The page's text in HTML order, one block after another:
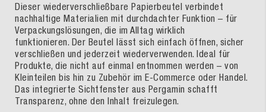
Dieser wiederverschließbare Papierbeutel verbindet
nachhaltige Materialien mit durchdachter Funktion – für
Verpackungslösungen, die im Alltag wirklich
funktionieren. Der Beutel lässt sich einfach öffnen, sicher
verschließen und jederzeit wiederverwenden. Ideal für
Produkte, die nicht auf einmal entnommen werden – von
Kleinteilen bis hin zu Zubehör im E-Commerce oder Handel.
Das integrierte Sichtfenster aus Pergamin schafft
Transparenz, ohne den Inhalt freizulegen.